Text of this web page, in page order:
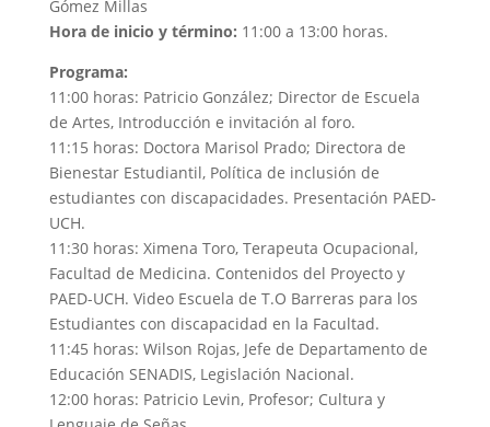
Gómez Millas
Hora de inicio y término: 11:00 a 13:00 horas.
Programa:
11:00 horas: Patricio González; Director de Escuela
de Artes, Introducción e invitación al foro.
11:15 horas: Doctora Marisol Prado; Directora de
Bienestar Estudiantil, Política de inclusión de
estudiantes con discapacidades. Presentación PAED-
UCH.
11:30 horas: Ximena Toro, Terapeuta Ocupacional,
Facultad de Medicina. Contenidos del Proyecto y
PAED-UCH. Video Escuela de T.O Barreras para los
Estudiantes con discapacidad en la Facultad.
11:45 horas: Wilson Rojas, Jefe de Departamento de
Educación SENADIS, Legislación Nacional.
12:00 horas: Patricio Levin, Profesor; Cultura y